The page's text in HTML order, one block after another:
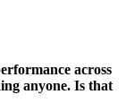
across
anyone. Is that